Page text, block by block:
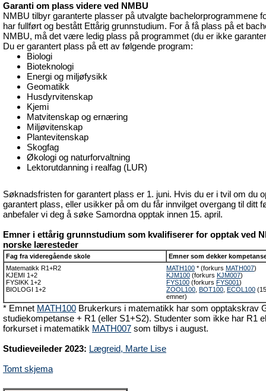
Garanti om plass videre ved NMBU
NMBU tilbyr garanterte plasser på utvalgte bachelorprogrammene
har fullført og bestått Ettårig grunnstudium. For å få plass på et
NMBU, må det være ledig plass på programmet (du er ikke
Du er garantert plass på ett av følgende program:
Biologi
Bioteknologi
Energi og miljøfysikk
Geomatikk
Husdyrvitenskap
Kjemi
Matvitenskap og ernæring
Miljøvitenskap
Plantevitenskap
Skogfag
Økologi og naturforvaltning
Lektorutdanning i realfag (LUR)
Søknadsfristen for garantert plass er 1. juni. Hvis du er i tvil om du
garantert plass, eller usikker på om du får innvilget overgang til ditt
anbefaler vi deg å søke Samordna opptak innen 15. april.
Emner i ettårig grunnstudium som kvalifiserer for opptak ved
norske læresteder
Fag fra videregående skole
Emner som dekker
Matematikk R1+R2
MATH100 * (forkurs MATH007)
KJEMI 1+2
KJM100 (forkurs KJM007)
FYSIKK 1+2
FYS100 (forkurs FYS001)
BIOLOGI 1+2
ZOOL100 BOT100 ECOL100
emner)
* Emnet MATH100 Brukerkurs i matematikk har som opptakskrav
studiekompetanse + R1 (eller S1+S2). Studenter som ikke har R1
forkurset i matematikk MATH007 som tilbys i august.
Studieveileder 2023: Lægreid, Marte Lise
Tomt skjema